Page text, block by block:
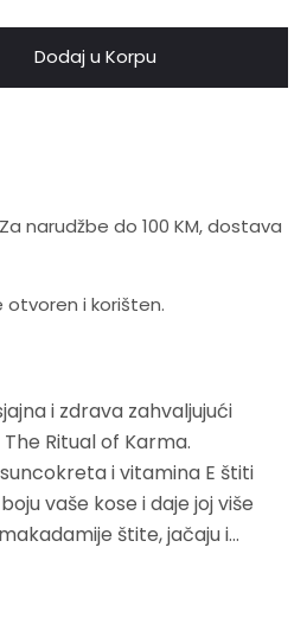
Dodaj u Korpu
narudžbe do 100 KM, dostava
i korišten.
i zdrava zahvaljujući
Ritual of Karma.
i vitamina E štiti
vaše kose i daje joj više
štite, jačaju i
Ostavlja kosu živom i
za svakodnevnu